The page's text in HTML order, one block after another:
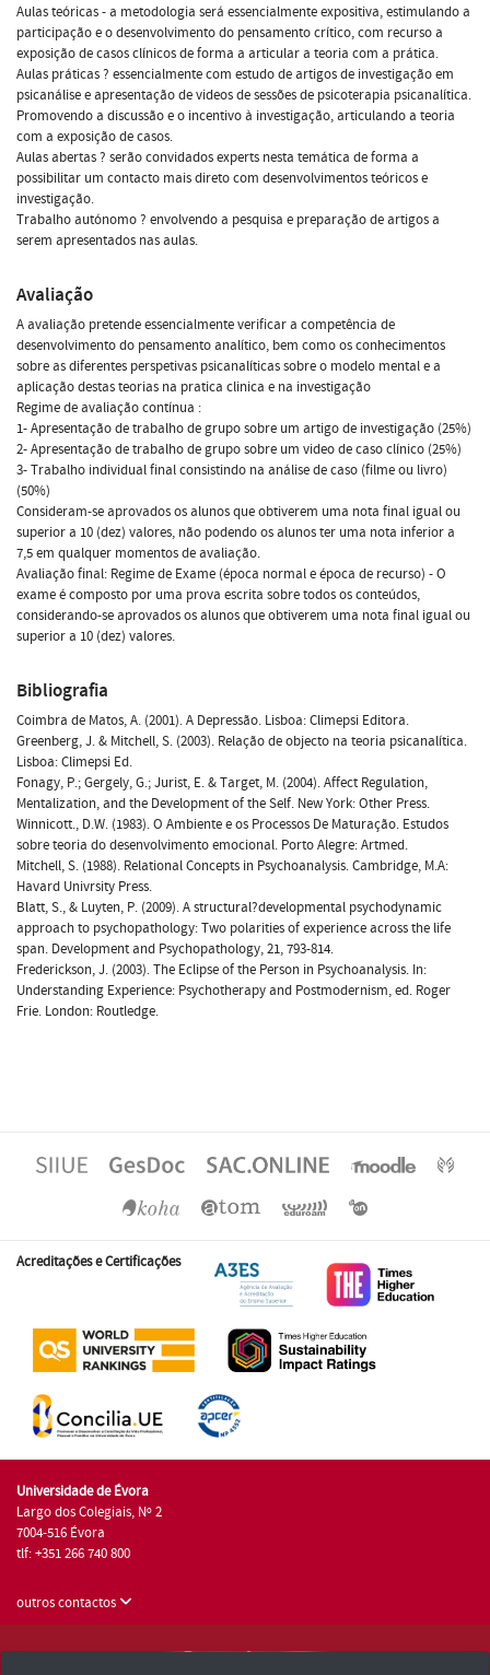
Aulas teóricas - a metodologia será essencialmente expositiva, estimulando a
participação e o desenvolvimento do pensamento crítico, com recurso a
exposição de casos clínicos de forma a articular a teoria com a prática.
Aulas práticas ? essencialmente com estudo de artigos de investigação em
psicanálise e apresentação de videos de sessões de psicoterapia psicanalítica.
Promovendo a discussão e o incentivo à investigação, articulando a teoria
com a exposição de casos.
Aulas abertas ? serão convidados experts nesta temática de forma a
possibilitar um contacto mais direto com desenvolvimentos teóricos e
investigação.
Trabalho autónomo ? envolvendo a pesquisa e preparação de artigos a
serem apresentados nas aulas.
Avaliação
A avaliação pretende essencialmente verificar a competência de
desenvolvimento do pensamento analítico, bem como os conhecimentos
sobre as diferentes perspetivas psicanalíticas sobre o modelo mental e a
aplicação destas teorias na pratica clinica e na investigação
Regime de avaliação contínua :
1- Apresentação de trabalho de grupo sobre um artigo de investigação (25%)
2- Apresentação de trabalho de grupo sobre um video de caso clínico (25%)
3- Trabalho individual final consistindo na análise de caso (filme ou livro)
(50%)
Consideram-se aprovados os alunos que obtiverem uma nota final igual ou
superior a 10 (dez) valores, não podendo os alunos ter uma nota inferior a
7,5 em qualquer momentos de avaliação.
Avaliação final: Regime de Exame (época normal e época de recurso) - O
exame é composto por uma prova escrita sobre todos os conteúdos,
considerando-se aprovados os alunos que obtiverem uma nota final igual ou
superior a 10 (dez) valores.
Bibliografia
Coimbra de Matos, A. (2001). A Depressão. Lisboa: Climepsi Editora.
Greenberg, J. & Mitchell, S. (2003). Relação de objecto na teoria psicanalítica.
Lisboa: Climepsi Ed.
Fonagy, P.; Gergely, G.; Jurist, E. & Target, M. (2004). Affect Regulation,
Mentalization, and the Development of the Self. New York: Other Press.
Winnicott., D.W. (1983). O Ambiente e os Processos De Maturação. Estudos
sobre teoria do desenvolvimento emocional. Porto Alegre: Artmed.
Mitchell, S. (1988). Relational Concepts in Psychoanalysis. Cambridge, M.A:
Havard Univrsity Press.
Blatt, S., & Luyten, P. (2009). A structural?developmental psychodynamic
approach to psychopathology: Two polarities of experience across the life
span. Development and Psychopathology, 21, 793-814.
Frederickson, J. (2003). The Eclipse of the Person in Psychoanalysis. In:
Understanding Experience: Psychotherapy and Postmodernism, ed. Roger
Frie. London: Routledge.
Acreditações e Certificações
Universidade de Évora
Largo dos Colegiais, Nº 2
7004-516 Évora
tlf: +351 266 740 800
outros contactos